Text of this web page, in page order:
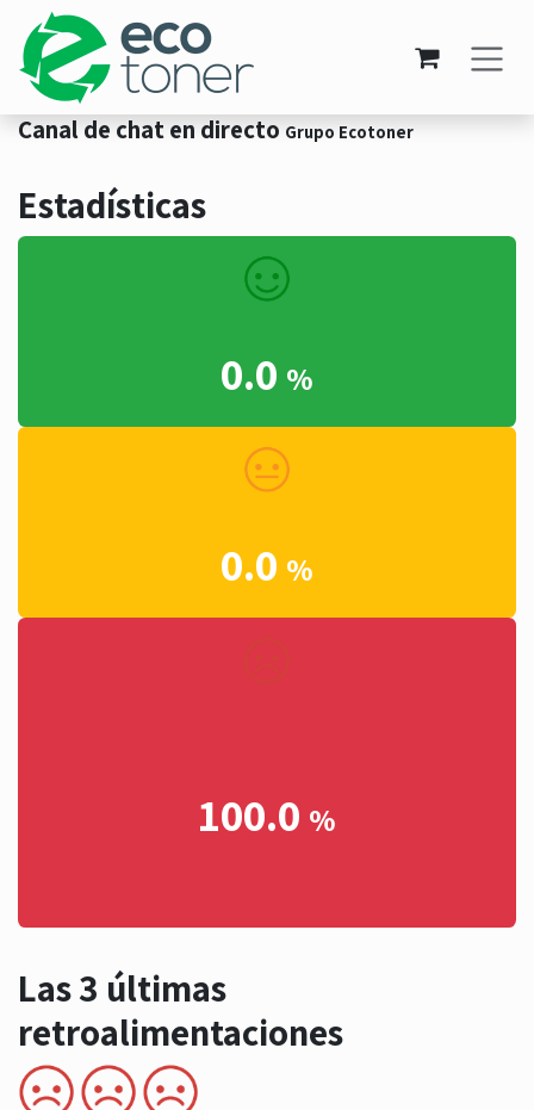
Ir al contenido
Canal de chat en directo Grupo Ecotoner
Estadísticas
0.0 %
0.0 %
100.0 %
Las 3 últimas
retroalimentaciones